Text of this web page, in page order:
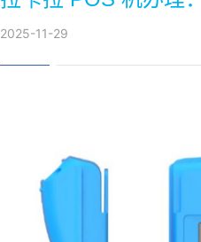
2025-11-29